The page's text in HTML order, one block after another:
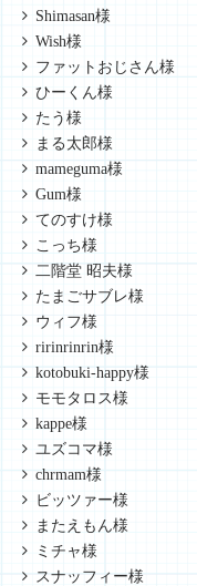
Shimasan様
Wish様
ファットおじさん様
ひーくん様
たう様
まる太郎様
mameguma様
Gum様
てのすけ様
こっち様
二階堂 昭夫様
たまごサブレ様
ウィフ様
ririnrinrin様
kotobuki-happy様
モモタロス様
kappe様
ユズコマ様
chrmam様
ビッツァー様
またえもん様
ミチャ様
スナッフィー様